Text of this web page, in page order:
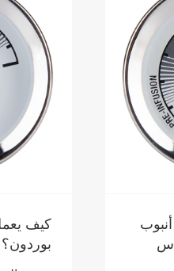
ما هو
ولماذا
الصناعية